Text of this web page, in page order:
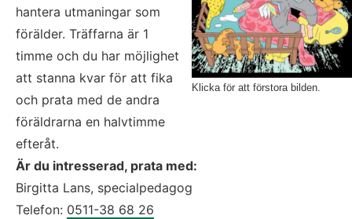
Klicka för att förstora bilden.
hantera utmaningar som
förälder. Träffarna är 1
timme och du har möjlighet
att stanna kvar för att fika
och prata med de andra
föräldrarna en halvtimme
efteråt.
Är du intresserad, prata med:
Birgitta Lans, specialpedagog
Telefon: 0511-38 68 26